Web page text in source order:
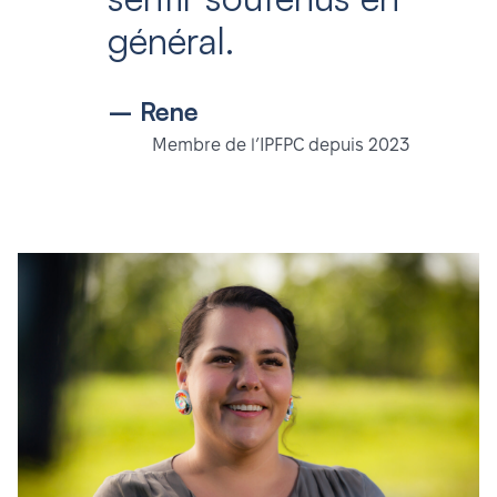
général.
– Rene
Membre de l’IPFPC depuis 2023